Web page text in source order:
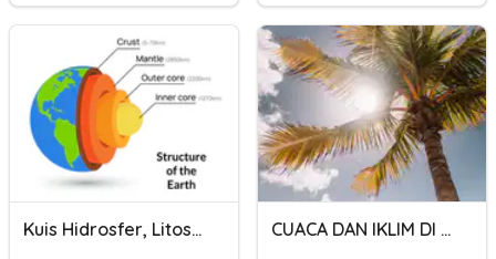
Kuis Hidrosfer, Litosfer, Dan Atmosfer CUACA DAN IKLIM DI MALAYSIA